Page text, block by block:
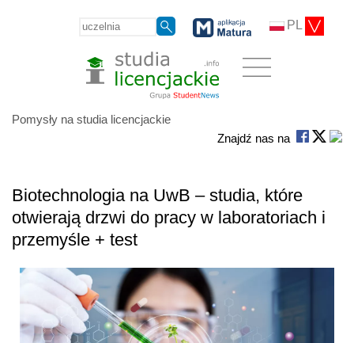
PL
Pomysły na studia licencjackie
Znajdź nas na
Biotechnologia na UwB – studia, które
otwierają drzwi do pracy w laboratoriach i
przemyśle + test